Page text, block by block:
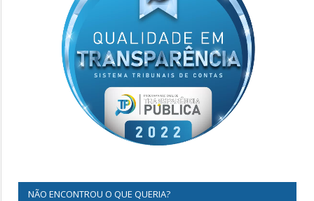
NÃO ENCONTROU O QUE QUERIA?